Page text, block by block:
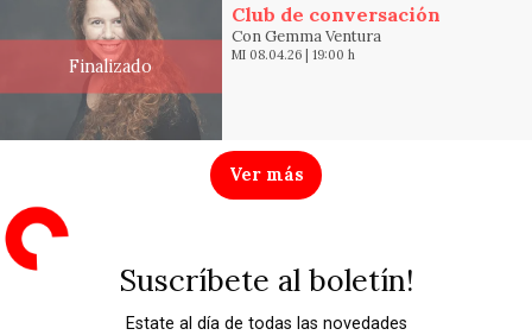
Finalizado
Club de conversación
Con Gemma Ventura
MI 08.04.26| 19:00 h
Ver más
Suscríbete al boletín!
Estate al día de todas las novedades